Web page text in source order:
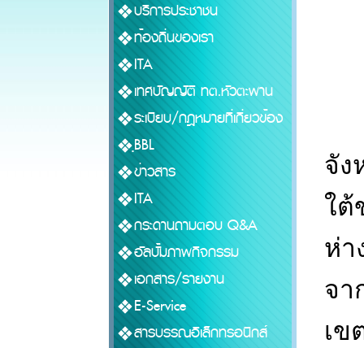
บริการประชาชน
ท้องถิ่นของเรา
ITA
เทศบัญญัติ ทต.หัวตะพาน
ระเบียบ/กฎหมายที่เกี่ยวข้อง
ฺฺBBL
ข่าวสาร
ITA
กระดานถามตอบ Q&A
อัลบั้มภาพกิจกรรม
เอกสาร/รายงาน
E-Service
สารบรรณอิเล็กทรอนิกส์
จัง
ใต้
ห่า
จา
เข